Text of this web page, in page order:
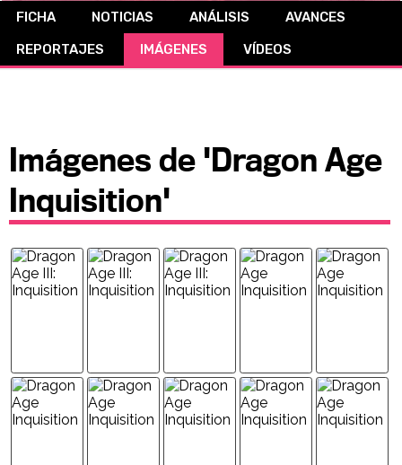
CÓMICS
MANGA
FICHA NOTICIAS ANÁLISIS
AVANCES
REPORTAJES
IMÁGENES VÍDEOS
Imágenes de 'Dragon Age
Inquisition'